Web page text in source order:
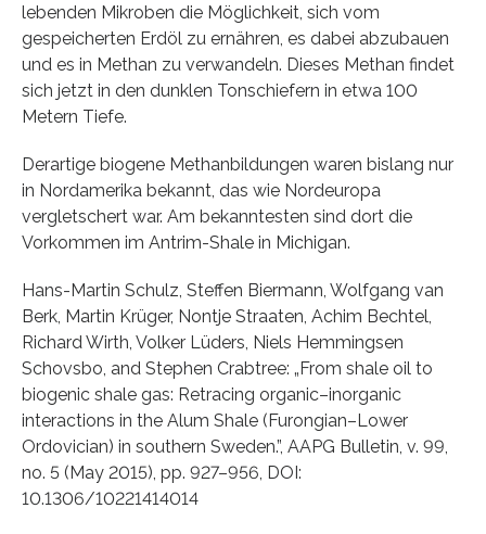
lebenden Mikroben die Möglichkeit, sich vom
gespeicherten Erdöl zu ernähren, es dabei abzubauen
und es in Methan zu verwandeln. Dieses Methan findet
sich jetzt in den dunklen Tonschiefern in etwa 100
Metern Tiefe.
Derartige biogene Methanbildungen waren bislang nur
in Nordamerika bekannt, das wie Nordeuropa
vergletschert war. Am bekanntesten sind dort die
Vorkommen im Antrim-Shale in Michigan.
Hans-Martin Schulz, Steffen Biermann, Wolfgang van
Berk, Martin Krüger, Nontje Straaten, Achim Bechtel,
Richard Wirth, Volker Lüders, Niels Hemmingsen
Schovsbo, and Stephen Crabtree: „From shale oil to
biogenic shale gas: Retracing organic–inorganic
interactions in the Alum Shale (Furongian–Lower
Ordovician) in southern Sweden.”, AAPG Bulletin, v. 99,
no. 5 (May 2015), pp. 927–956, DOI:
10.1306/10221414014